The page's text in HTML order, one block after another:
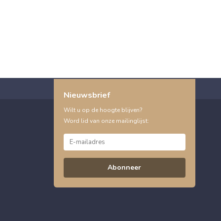
Nieuwsbrief
Wilt u op de hoogte blijven?
Word lid van onze mailinglijst:
Abonneer